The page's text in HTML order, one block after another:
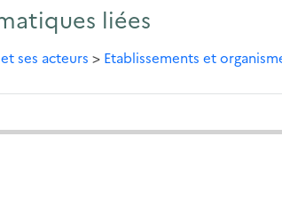
liées
ses acteurs > Etablissements et